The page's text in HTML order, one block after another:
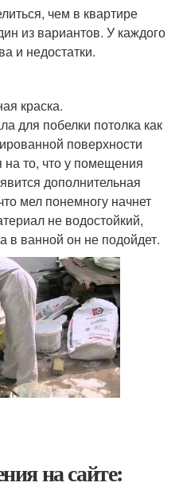
чем в квартире
из вариантов. У каждого
и недостатки.
краска.
для побелки потолка как
поверхности
то, что у помещения
дополнительная
мел понемногу начнет
не водостойкий,
в ванной он не подойдет.
на сайте: